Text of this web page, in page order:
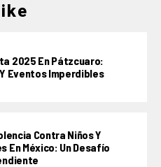
2025 En Pátzcuaro:
Eventos Imperdibles
Contra Niños Y
En México: Un Desafío